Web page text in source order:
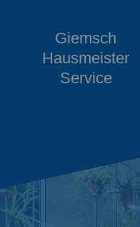
Giemsch
Hausmeister
Service